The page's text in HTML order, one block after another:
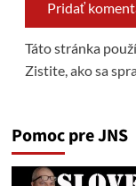
Táto stránka
Zistite, ako sa
Pomoc pre JNS